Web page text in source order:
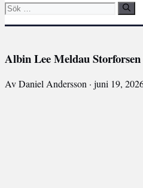
Sök
Albin Lee Meldau
Av Daniel Andersson · juni 19,